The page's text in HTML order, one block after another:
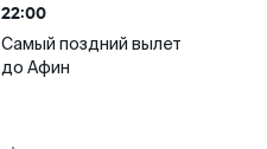
22:00
Самый поздний вылет
до Афин